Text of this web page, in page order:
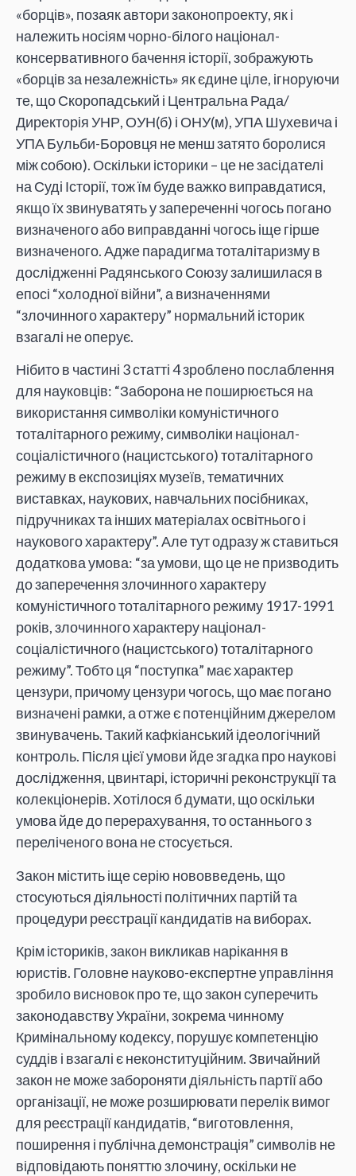
«борців», позаяк автори законопроекту, як і
належить носіям чорно-білого націонал-
консервативного бачення історії, зображують
«борців за незалежність» як єдине ціле, ігноруючи
те, що Скоропадський і Центральна Рада/
Директорія УНР, ОУН(б) і ОНУ(м), УПА Шухевича і
УПА Бульби-Боровця не менш затято боролися
між собою). Оскільки історики – це не засідателі
на Суді Історії, тож їм буде важко виправдатися,
якщо їх звинуватять у запереченні чогось погано
визначеного або виправданні чогось іще гірше
визначеного. Адже парадигма тоталітаризму в
дослідженні Радянського Союзу залишилася в
епосі “холодної війни”, а визначеннями
“злочинного характеру” нормальний історик
взагалі не оперує.
Нібито в частині 3 статті 4 зроблено послаблення
для науковців: “Заборона не поширюється на
використання символіки комуністичного
тоталітарного режиму, символіки націонал-
соціалістичного (нацистського) тоталітарного
режиму в експозиціях музеїв, тематичних
виставках, наукових, навчальних посібниках,
підручниках та інших матеріалах освітнього і
наукового характеру”. Але тут одразу ж ставиться
додаткова умова: “за умови, що це не призводить
до заперечення злочинного характеру
комуністичного тоталітарного режиму 1917-1991
років, злочинного характеру націонал-
соціалістичного (нацистського) тоталітарного
режиму”. Тобто ця “поступка” має характер
цензури, причому цензури чогось, що має погано
визначені рамки, а отже є потенційним джерелом
звинувачень. Такий кафкіанський ідеологічний
контроль. Після цієї умови йде згадка про наукові
дослідження, цвинтарі, історичні реконструкції та
колекціонерів. Хотілося б думати, що оскільки
умова йде до перерахування, то останнього з
переліченого вона не стосується.
Закон містить іще серію нововведень, що
стосуються діяльності політичних партій та
процедури реєстрації кандидатів на виборах.
Крім істориків, закон викликав нарікання в
юристів. Головне науково-експертне управління
зробило висновок про те, що закон суперечить
законодавству України, зокрема чинному
Кримінальному кодексу, порушує компетенцію
суддів і взагалі є неконституційним. Звичайний
закон не може забороняти діяльність партії або
організації, не може розширювати перелік вимог
для реєстрації кандидатів, “виготовлення,
поширення і публічна демонстрація” символів не
відповідають поняттю злочину, оскільки не